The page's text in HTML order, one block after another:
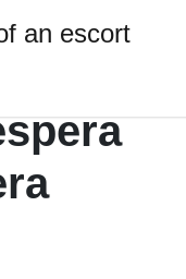
an escort